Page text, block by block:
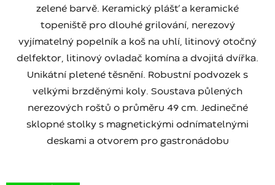
zelené barvě. Keramický plášť a keramické
topeniště pro dlouhé grilování, nerezový
vyjímatelný popelník a koš na uhlí, litinový otočný
delfektor, litinový ovladač komína a dvojitá dvířka.
Unikátní pletené těsnění. Robustní podvozek s
velkými brzděnými koly. Soustava půlených
nerezových roštů o průměru 49 cm. Jedinečné
sklopné stolky s magnetickými odnímatelnými
deskami a otvorem pro gastronádobu